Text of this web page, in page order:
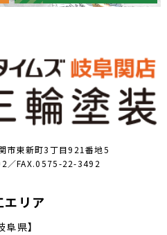
市東新町3丁目921番地5
／FAX.0575-22-3492
エリア
阜県】